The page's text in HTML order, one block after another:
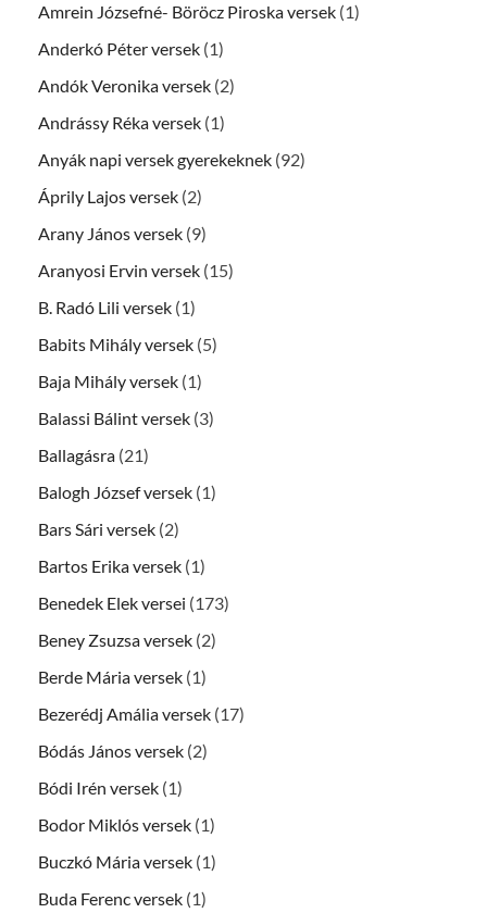
Amrein Józsefné- Böröcz Piroska versek (1)
Anderkó Péter versek (1)
Andók Veronika versek (2)
Andrássy Réka versek (1)
Anyák napi versek gyerekeknek (92)
Áprily Lajos versek (2)
Arany János versek (9)
Aranyosi Ervin versek (15)
B. Radó Lili versek (1)
Babits Mihály versek (5)
Baja Mihály versek (1)
Balassi Bálint versek (3)
Ballagásra (21)
Balogh József versek (1)
Bars Sári versek (2)
Bartos Erika versek (1)
Benedek Elek versei (173)
Beney Zsuzsa versek (2)
Berde Mária versek (1)
Bezerédj Amália versek (17)
Bódás János versek (2)
Bódi Irén versek (1)
Bodor Miklós versek (1)
Buczkó Mária versek (1)
Buda Ferenc versek (1)